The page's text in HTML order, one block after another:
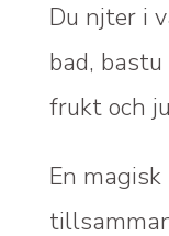
Du njter i
bad,
frukt och
En